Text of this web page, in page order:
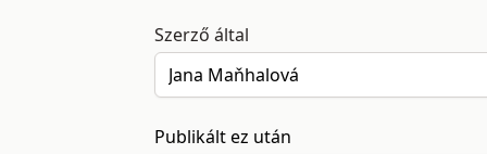
Szerző által
Publikált ez után